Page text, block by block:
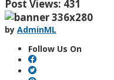
Post Views: 431
by AdminML
Follow Us On